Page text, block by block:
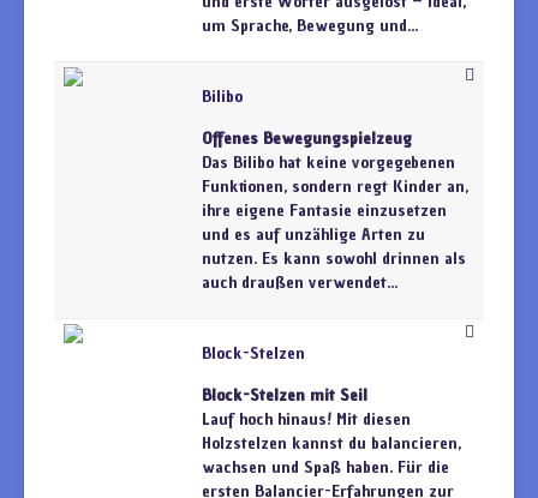
um Sprache, Bewegung und...
Bilibo
Offenes Bewegungspielzeug
Das Bilibo hat keine vorgegebenen
Funktionen, sondern regt Kinder an,
ihre eigene Fantasie einzusetzen
und es auf unzählige Arten zu
nutzen. Es kann sowohl drinnen als
auch draußen verwendet...
Block-Stelzen
Block-Stelzen mit Seil
Lauf hoch hinaus! Mit diesen
Holzstelzen kannst du balancieren,
wachsen und Spaß haben. Für die
ersten Balancier-Erfahrungen zur